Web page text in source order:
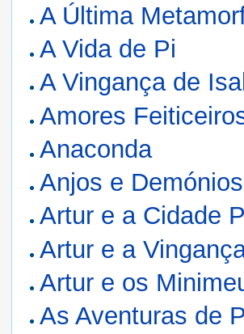
A Última
A Vida de Pi
A Vingança de
Amores
Anaconda
Anjos e Demónios
Artur e a Cidade
Artur e a
Artur e os
As Aventuras de